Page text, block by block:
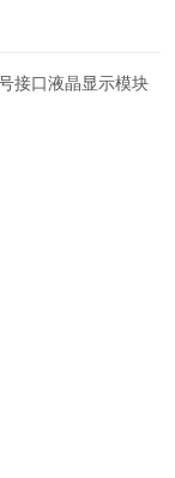
接口液晶显示模块